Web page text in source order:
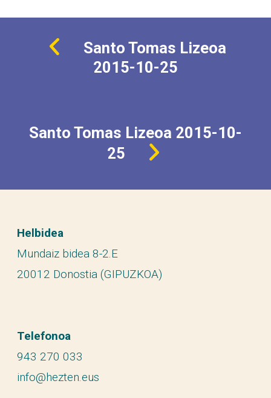
Santo Tomas Lizeoa
2015-10-25
Santo Tomas Lizeoa 2015-10-
25
Helbidea
Mundaiz bidea 8-2.E
20012 Donostia (GIPUZKOA)
Telefonoa
943 270 033
info@hezten.eus